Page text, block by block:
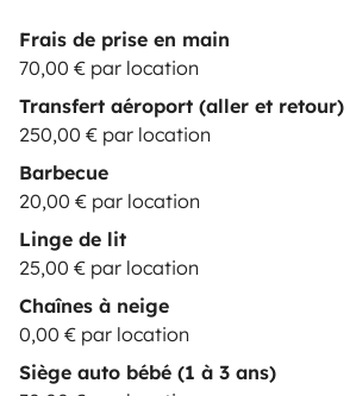
Frais de prise en main
70,00 € par location
Transfert aéroport (aller et retour)
250,00 € par location
Barbecue
20,00 € par location
Linge de lit
25,00 € par location
Chaînes à neige
0,00 € par location
Siège auto bébé (1 à 3 ans)